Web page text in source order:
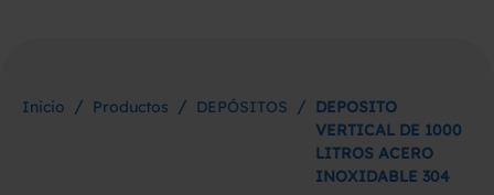
Inicio / Productos / DEPÓSITOS / DEPOSITO
VERTICAL DE 1000
LITROS ACERO
INOXIDABLE 304